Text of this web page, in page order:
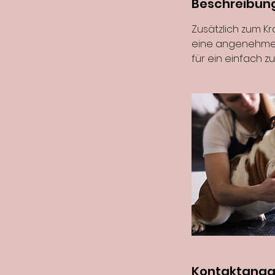
Zusätzlich zum
eine
für ein einfach